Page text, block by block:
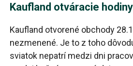
Kaufland otváracie hodiny
Kaufland otvorené obchody
nezmenené. Je to z toho
sviatok nepatrí medzi dni